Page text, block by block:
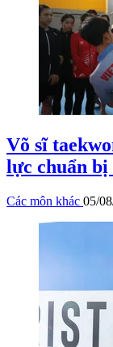
Võ sĩ
lực chuẩn bị
Các môn khác 05/